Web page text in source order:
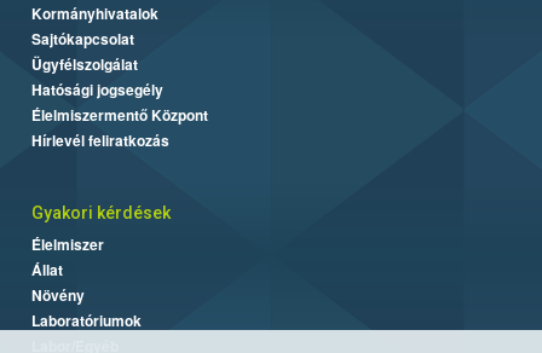
Kormányhivatalok
Sajtókapcsolat
Ügyfélszolgálat
Hatósági jogsegély
Élelmiszermentő Központ
Hírlevél feliratkozás
Gyakori kérdések
Élelmiszer
Állat
Növény
Laboratóriumok